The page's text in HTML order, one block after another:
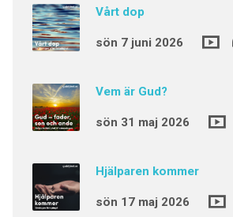
Vårt dop
sön 7 juni 2026
Vem är Gud?
sön 31 maj 2026
Hjälparen kommer
sön 17 maj 2026